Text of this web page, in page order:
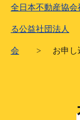
全日本不動産協
る公益社団法人
会 > お申し